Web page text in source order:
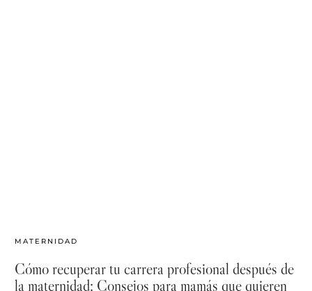
MATERNIDAD
Cómo recuperar tu carrera profesional después de
la maternidad: Consejos para mamás que quieren